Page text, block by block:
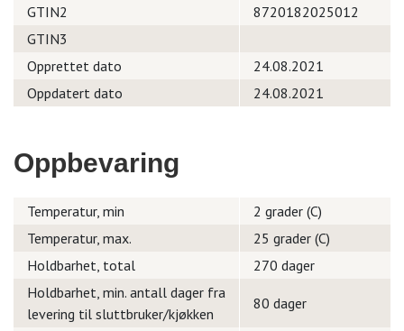
GTIN2
8720182025012
GTIN3
Opprettet dato
24.08.2021
Oppdatert dato
24.08.2021
Oppbevaring
Temperatur, min
2 grader (C)
Temperatur, max.
25 grader (C)
Holdbarhet, total
270 dager
Holdbarhet, min. antall dager fra
levering til sluttbruker/kjøkken
80 dager